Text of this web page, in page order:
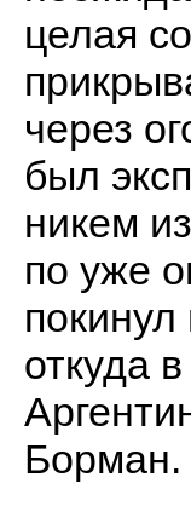
целая
через
был
никем
по уже
откуда
Борман.